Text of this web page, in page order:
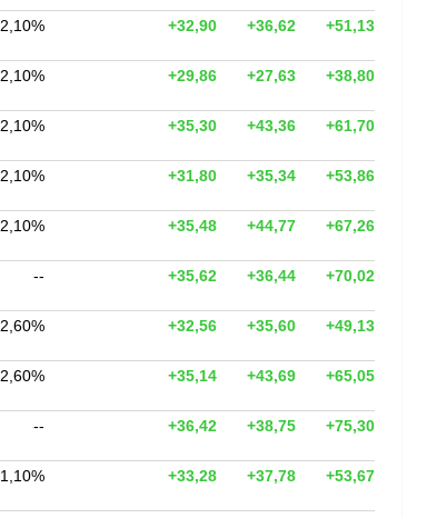
2,10% +32,90 +36,62 +51,13
2,10% +29,86 +27,63 +38,80
2,10% +35,30 +43,36 +61,70
2,10% +31,80 +35,34 +53,86
2,10% +35,48 +44,77 +67,26
-- +35,62 +36,44 +70,02
2,60% +32,56 +35,60 +49,13
2,60% +35,14 +43,69 +65,05
-- +36,42 +38,75 +75,30
1,10% +33,28 +37,78 +53,67